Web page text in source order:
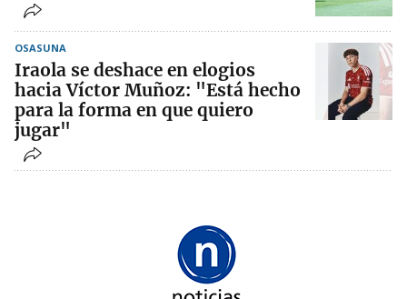
OSASUNA
Iraola se deshace en elogios
hacia Víctor Muñoz: "Está hecho
para la forma en que quiero
jugar"